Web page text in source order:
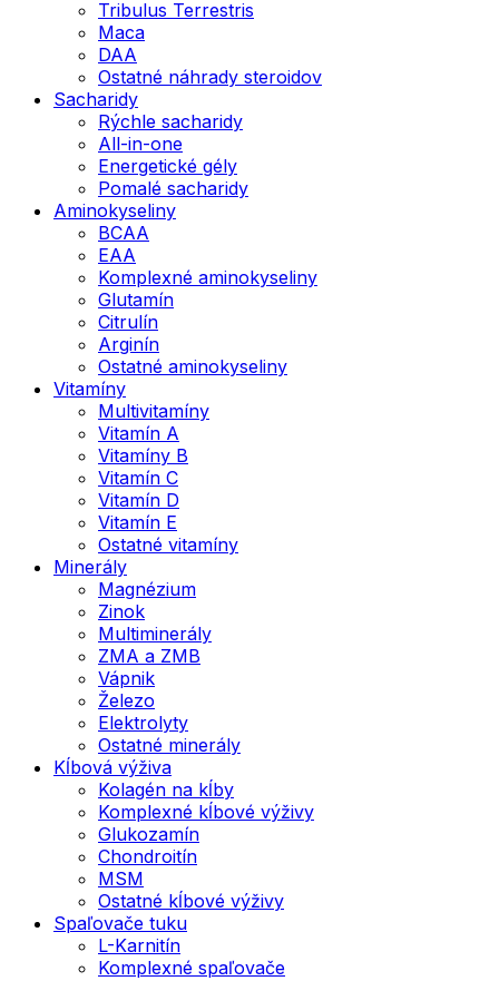
Tribulus Terrestris
Maca
DAA
Ostatné náhrady steroidov
Sacharidy
Rýchle sacharidy
All-in-one
Energetické gély
Pomalé sacharidy
Aminokyseliny
BCAA
EAA
Komplexné aminokyseliny
Glutamín
Citrulín
Arginín
Ostatné aminokyseliny
Vitamíny
Multivitamíny
Vitamín A
Vitamíny B
Vitamín C
Vitamín D
Vitamín E
Ostatné vitamíny
Minerály
Magnézium
Zinok
Multiminerály
ZMA a ZMB
Vápnik
Železo
Elektrolyty
Ostatné minerály
Kĺbová výživa
Kolagén na kĺby
Komplexné kĺbové výživy
Glukozamín
Chondroitín
MSM
Ostatné kĺbové výživy
Spaľovače tuku
L-Karnitín
Komplexné spaľovače